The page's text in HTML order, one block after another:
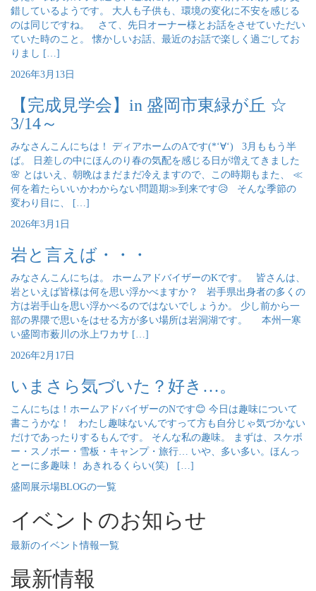
錯しているようです。 大人も子供も、環境の変化に不安を感じる
のは同じですね。 さて、先日オーナー様とお話をさせていただい
ていた時のこと。 懐かしいお話、最近のお話で楽しく過ごしてお
りまし […]
2026年3月13日
【完成見学会】in 盛岡市東緑が丘 ☆
3/14～
みなさんこんにちは！ ディアホームのAです(*‘∀‘) 3月ももう半
ば。 日差しの中にほんのり春の気配を感じる日が増えてきました
🌸 とはいえ、朝晩はまだまだ冷えますので、この時期もまた、 ≪
何を着たらいいかわからない問題期≫到来です😥 そんな季節の
変わり目に、 […]
2026年3月1日
岩と言えば・・・
みなさんこんにちは。 ホームアドバイザーのKです。 皆さんは、
岩といえば皆様は何を思い浮かべますか？ 岩手県出身者の多くの
方は岩手山を思い浮かべるのではないでしょうか。 少し前から一
部の界隈で思いをはせる方が多い場所は岩洞湖です。 本州一寒
い盛岡市薮川の氷上ワカサ […]
2026年2月17日
いまさら気づいた？好き…。
こんにちは！ホームアドバイザーのNです😊 今日は趣味について
書こうかな！ わたし趣味ないんですって方も自分じゃ気づかない
だけであったりするもんです。 そんな私の趣味。 まずは、スケボ
ー・スノボー・雪板・キャンプ・旅行… いや、多い多い。ほんっ
とーに多趣味！ あきれるくらい(笑) […]
盛岡展示場BLOGの一覧
イベントのお知らせ
最新のイベント情報一覧
最新情報